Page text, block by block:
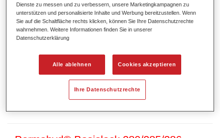
Dienste zu messen und zu verbessern, unsere Marketingkampagnen zu
unterstützen und personalisierte Inhalte und Werbung bereitzustellen. Wenn
Sie auf die Schaltfläche rechts klicken, können Sie Ihre Datenschutzrechte
wahrnehmen. Weitere Informationen finden Sie in unserer
Datenschutzerklärung
Alle ablehnen Cookies akzeptieren
Ihre Datenschutzrechte